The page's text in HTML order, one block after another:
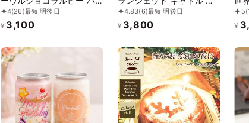
ール お中元2026
4(26)最短 明後日
¥ 3,100
中元2026
4.83(6)最短 明後日
¥ 3,800
3種
ー
入
5
¥